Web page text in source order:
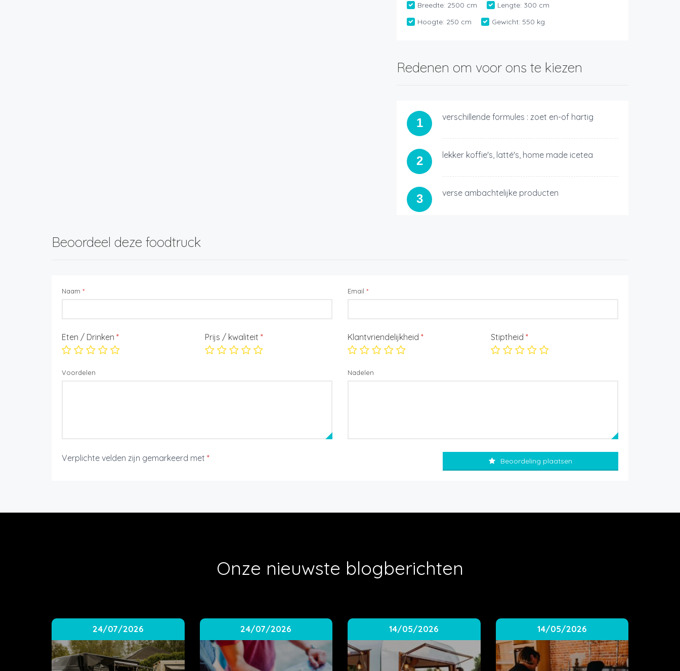
Breedte: 2500 cm Lengte: 300 cm
Hoogte: 250 cm Gewicht: 550 kg
Redenen om voor ons te kiezen
1 verschillende formules : zoet en-of hartig
2 lekker koffie's, latté's, home made icetea
3 verse ambachtelijke producten
Beoordeel deze foodtruck
Naam * Email *
Eten / Drinken * Prijs / kwaliteit * Klantvriendelijkheid * Stiptheid *
Voordelen Nadelen
Verplichte velden zijn gemarkeerd met * Beoordeling plaatsen
Onze nieuwste blogberichten
24/07/2026 24/07/2026 14/05/2026 14/05/2026